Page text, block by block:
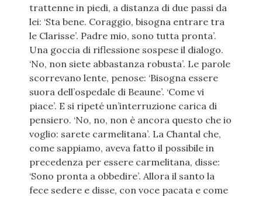
trattenne in piedi, a distanza di due passi da
lei: ‘Sta bene. Coraggio, bisogna entrare tra
le Clarisse’. Padre mio, sono tutta pronta’.
Una goccia di riflessione sospese il dialogo.
‘No, non siete abbastanza robusta’. Le parole
scorrevano lente, penose: ‘Bisogna essere
suora dell’ospedale di Beaune’. ‘Come vi
piace’. E si ripeté un’interruzione carica di
pensiero. ‘No, no, non è ancora questo che io
voglio: sarete carmelitana’. La Chantal che,
come sappiamo, aveva fatto il possibile in
precedenza per essere carmelitana, disse:
‘Sono pronta a obbedire’. Allora il santo la
fece sedere e disse, con voce pacata e come